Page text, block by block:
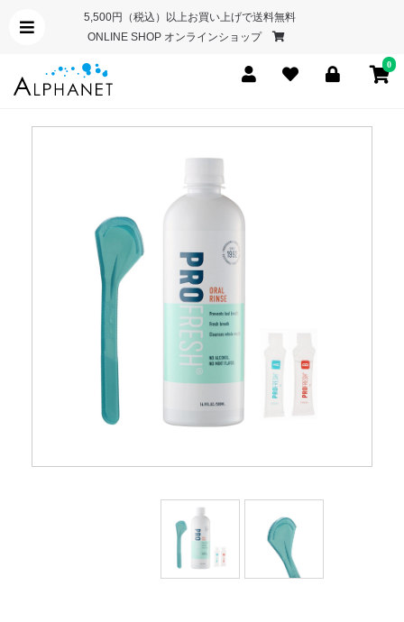
5,500円（税込）以上お買い上げで送料無料
ONLINE SHOP オンラインショップ
0